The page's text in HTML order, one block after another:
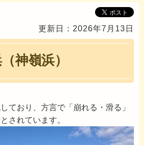
更新日：2026年7月13日
神嶺浜）
ており、方言で「崩れる・滑る」
されています。